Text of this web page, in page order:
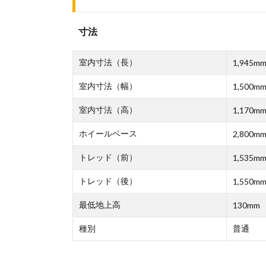
寸法
室内寸法（長） 1,945mm
室内寸法（幅） 1,500mm
室内寸法（高） 1,170mm
ホイールベース 2,800mm
トレッド（前） 1,535mm
トレッド（後） 1,550mm
最低地上高 130mm
種別 普通